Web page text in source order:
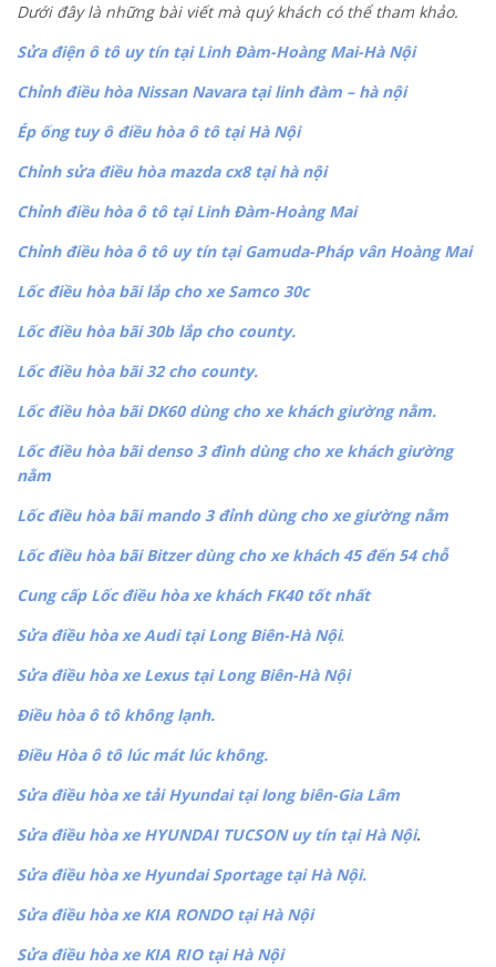
Dưới đây là những bài viết mà quý khách có thể tham khảo.
Sửa điện ô tô uy tín tại Linh Đàm-Hoàng Mai-Hà Nội
Chỉnh điều hòa Nissan Navara tại linh đàm – hà nội
Ép ống tuy ô điều hòa ô tô tại Hà Nội
Chỉnh sửa điều hòa mazda cx8 tại hà nội
Chỉnh điều hòa ô tô tại Linh Đàm-Hoàng Mai
Chỉnh điều hòa ô tô uy tín tại Gamuda-Pháp vân Hoàng Mai
Lốc điều hòa bãi lắp cho xe Samco 30c
Lốc điều hòa bãi 30b lắp cho county.
Lốc điều hòa bãi 32 cho county.
Lốc điều hòa bãi DK60 dùng cho xe khách giường nằm.
Lốc điều hòa bãi denso 3 đình dùng cho xe khách giường
nằm
Lốc điều hòa bãi mando 3 đỉnh dùng cho xe giường nằm
Lốc điều hòa bãi Bitzer dùng cho xe khách 45 đến 54 chỗ
Cung cấp Lốc điều hòa xe khách FK40 tốt nhất
Sửa điều hòa xe Audi tại Long Biên-Hà Nội.
Sửa điều hòa xe Lexus tại Long Biên-Hà Nội
Điều hòa ô tô không lạnh.
Điều Hòa ô tô lúc mát lúc không.
Sửa điều hòa xe tải Hyundai tại long biên-Gia Lâm
Sửa điều hòa xe HYUNDAI TUCSON uy tín tại Hà Nội.
Sửa điều hòa xe Hyundai Sportage tại Hà Nội.
Sửa điều hòa xe KIA RONDO tại Hà Nội
Sửa điều hòa xe KIA RIO tại Hà Nội